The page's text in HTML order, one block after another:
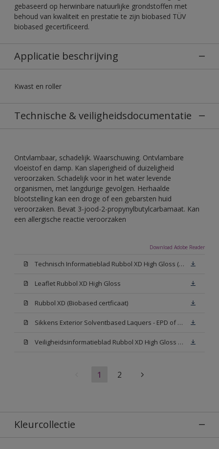
gebaseerd op herwinbare natuurlijke grondstoffen met
behoud van kwaliteit en prestatie te zijn biobased TÜV
biobased gecertificeerd.
Applicatie beschrijving
Kwast en roller
Technische & veiligheidsdocumentatie
Ontvlambaar, schadelijk. Waarschuwing. Ontvlambare
vloeistof en damp. Kan slaperigheid of duizeligheid
veroorzaken. Schadelijk voor in het water levende
organismen, met langdurige gevolgen. Herhaalde
blootstelling kan een droge of een gebarsten huid
veroorzaken. Bevat 3-jood-2-propynylbutylcarbamaat. Kan
een allergische reactie veroorzaken
Download Adobe Reader
Technisch Informatieblad Rubbol XD High Gloss (PDF)
Leaflet Rubbol XD High Gloss
Rubbol XD (Biobased certficaat)
Sikkens Exterior Solventbased Laquers - EPD of Milieuproductverklaring
Veiligheidsinformatieblad Rubbol XD High Gloss White W05 (MSDS)
1 2
Kleurcollectie